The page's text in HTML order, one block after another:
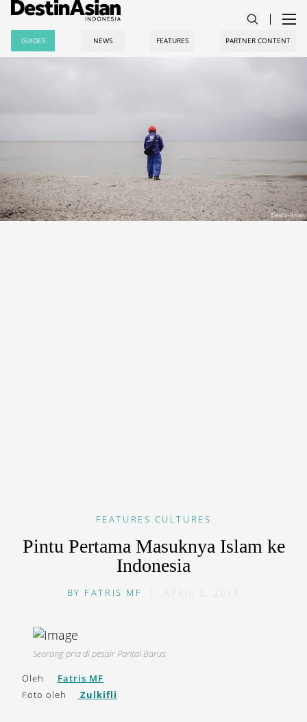
GUIDES NEWS FEATURES PARTNER CONTENT
FEATURES CULTURES
Pintu Pertama Masuknya Islam ke
Indonesia
BY FATRIS MF APRIL 5, 2018
Seorang pria di pesisir Pantai Barus.
Oleh
Fatris MF
Foto oleh
Zulkifli